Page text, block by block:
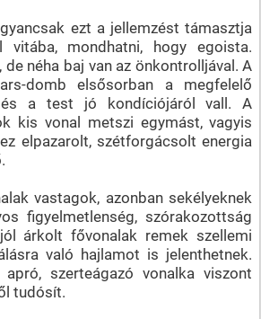
ezt a jellemzést támasztja
vitába, mondhatni, hogy egoista.
de néha baj van az önkontrolljával. A
domb elsősorban a megfelelő
és a test jó kondíciójáról vall. A
kis vonal metszi egymást, vagyis
elpazarolt, szétforgácsolt energia
vastagok, azonban sekélyeknek
figyelmetlenség, szórakozottság
árkolt fővonalak remek szellemi
való hajlamot is jelenthetnek.
szerteágazó vonalka viszont
tudósít.